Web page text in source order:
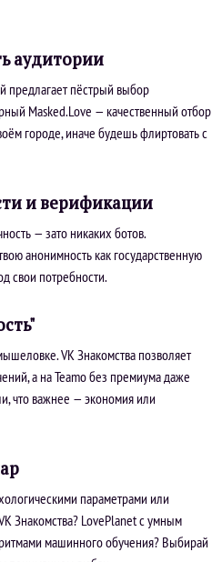
аудитории
предлагает пёстрый выбор
Masked.Love — качественный отбор
городе, иначе будешь флиртовать с
и верификации
— зато никаких ботов.
анонимность как государственную
свои потребности.
VK Знакомства позволяет
а на Teamo без премиума даже
что важнее — экономия или
параметрами или
Знакомства? LovePlanet с умным
машинного обучения? Выбирай